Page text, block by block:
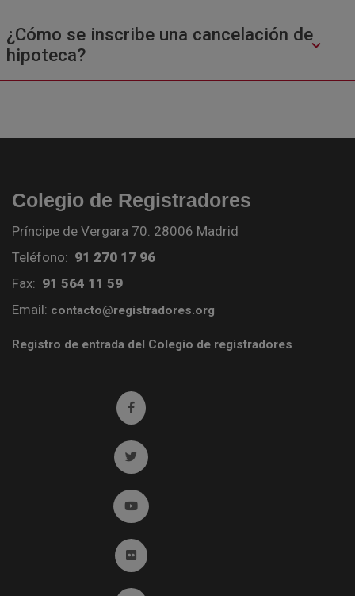
¿Cómo se inscribe una cancelación de
hipoteca?
Colegio de Registradores
Príncipe de Vergara 70. 28006 Madrid
Teléfono: 91 270 17 96
Fax: 91 564 11 59
Email: contacto@registradores.org
Registro de entrada del Colegio de registradores
Ir a facebook (abre en ventana nueva)
Ir a twitter (abre en ventana nueva)
Ir a YouTube (abre en ventana nueva)
Ir a Flickr (abre en ventana nueva)